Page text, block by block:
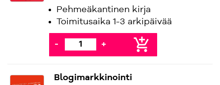
Pehmeäkantinen kirja
Toimitusaika 1-3 arkipäivää
- + add_shopping_cart
Blogimarkkinointi